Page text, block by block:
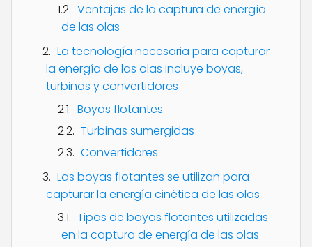
Ventajas de la captura de energía
de las olas
La tecnología necesaria para capturar
la energía de las olas incluye boyas,
turbinas y convertidores
Boyas flotantes
Turbinas sumergidas
Convertidores
Las boyas flotantes se utilizan para
capturar la energía cinética de las olas
Tipos de boyas flotantes utilizadas
en la captura de energía de las olas